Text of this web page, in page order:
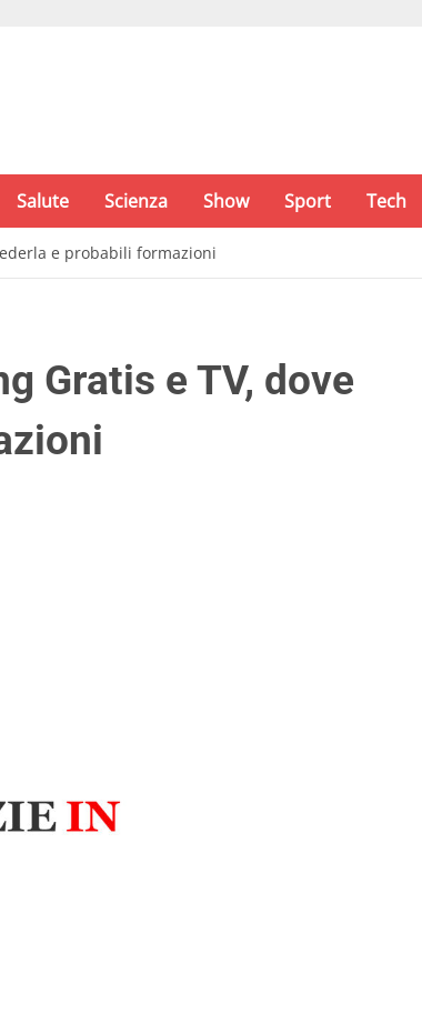
Salute Scienza Show Sport Tech
e probabili formazioni
Gratis e TV, dove